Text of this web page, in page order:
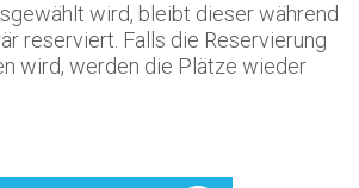
wird, bleibt dieser während
reserviert. Falls die Reservierung
wird, werden die Plätze wieder